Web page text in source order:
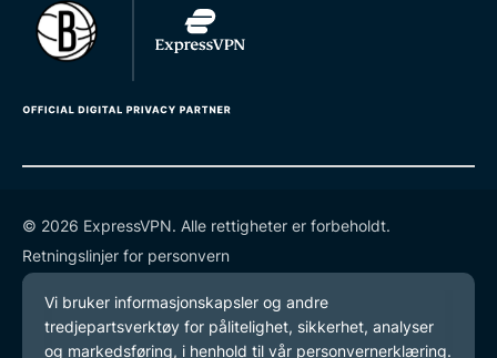
© 2026 ExpressVPN. Alle rettigheter er forbeholdt.
Retningslinjer for personvern
Tjenestevilkår
endre preferansene dine